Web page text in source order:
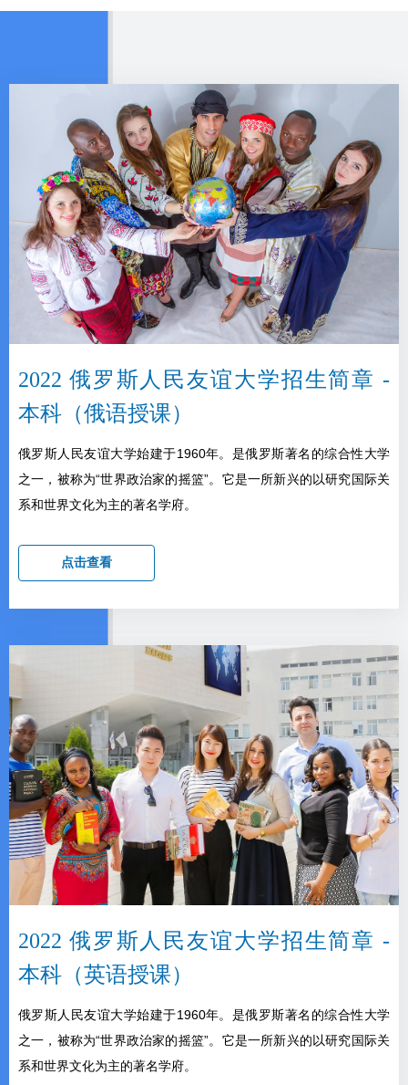
2022 俄罗斯人民友谊大学招生简章 -
本科（俄语授课）
俄罗斯人民友谊大学始建于1960年。是俄罗斯著名的综合性大学
之一，被称为“世界政治家的摇篮”。它是一所新兴的以研究国际关
系和世界文化为主的著名学府。
点击查看
2022 俄罗斯人民友谊大学招生简章 -
本科（英语授课）
俄罗斯人民友谊大学始建于1960年。是俄罗斯著名的综合性大学
之一，被称为“世界政治家的摇篮”。它是一所新兴的以研究国际关
系和世界文化为主的著名学府。